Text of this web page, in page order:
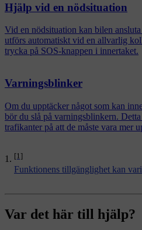
[1]
Funktionens tillgänglighet kan
Hjälp vid en nödsituation
Vid en nödsituation kan bilen
utförs automatiskt vid en allvarlig
trycka på SOS-knappen i innertaket.
Varningsblinker
Om du upptäcker något som kan
bör du slå på varningsblinkern.
trafikanter på att de måste vara mer
Var det här till hjälp?